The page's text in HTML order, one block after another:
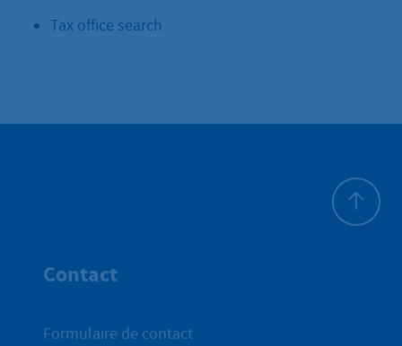
Tax office search
Contact
Formulaire de contact